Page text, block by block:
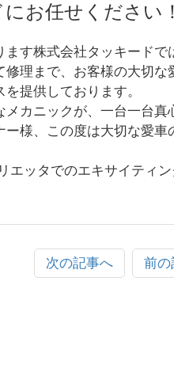
お任せください！
す株式会社タッキード
理まで、お客様の大切
提供しております。
カニックが、一台一台真
様、この度は大切な愛
エッタでのエキサイティ
次の記事へ 前の